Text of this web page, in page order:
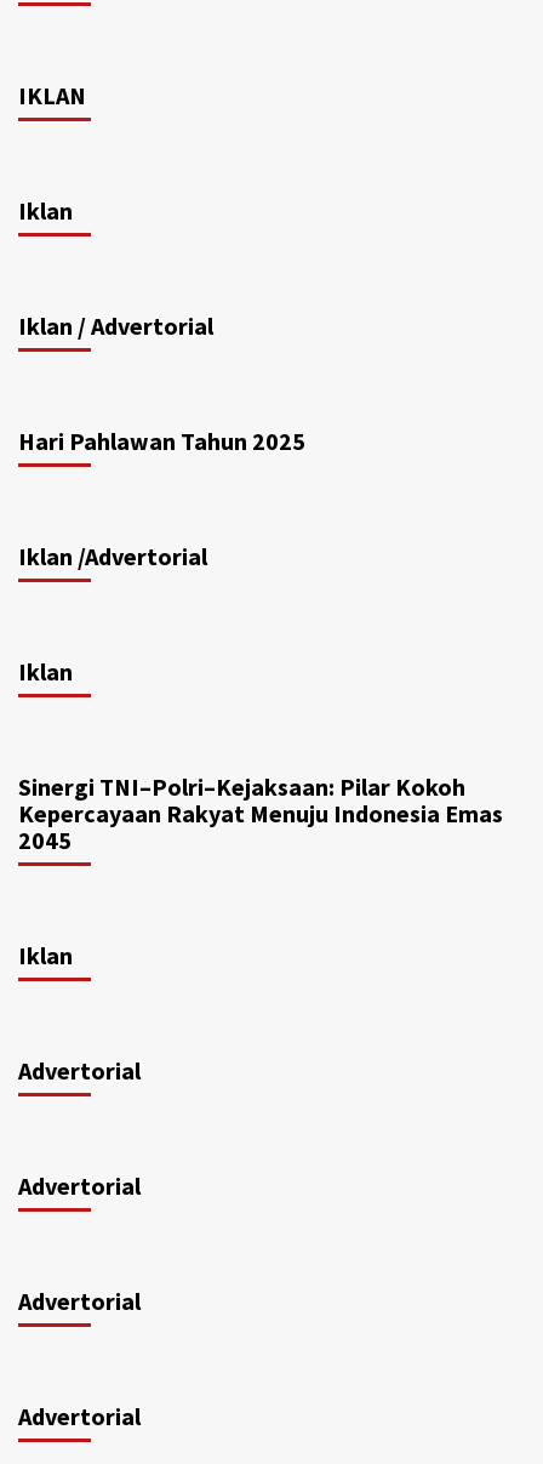
IKLAN
Iklan
Iklan / Advertorial
Hari Pahlawan Tahun 2025
Iklan /Advertorial
Iklan
Sinergi TNI–Polri–Kejaksaan: Pilar Kokoh
Kepercayaan Rakyat Menuju Indonesia Emas
2045
Iklan
Advertorial
Advertorial
Advertorial
Advertorial